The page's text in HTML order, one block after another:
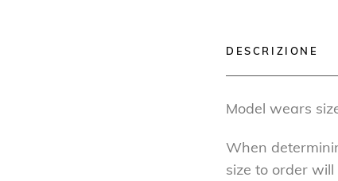
DESCRIZIONE
Model wears
When
size to order